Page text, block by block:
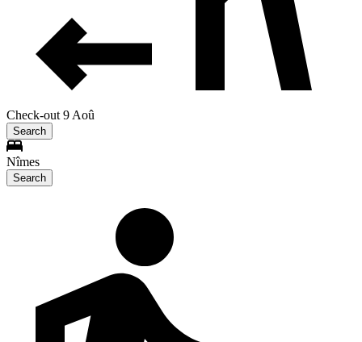
Check-out 9 Aoû
Search
Nîmes
Search